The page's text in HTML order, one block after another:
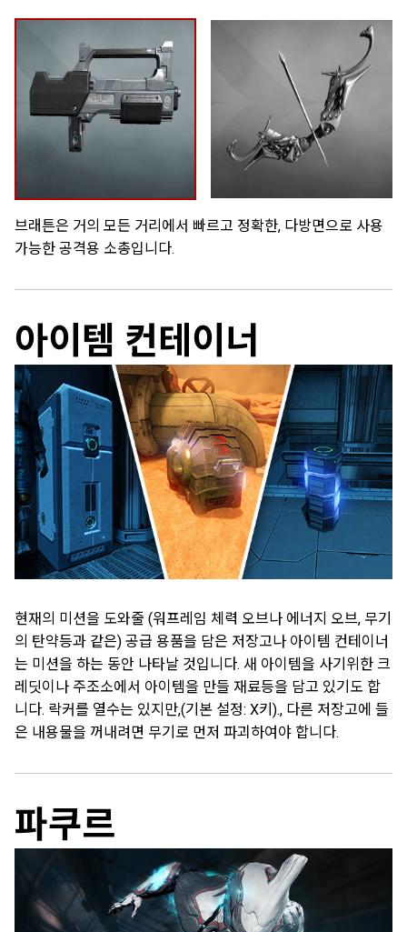
브래튼은 거의 모든 거리에서 빠르고 정확한, 다방면으로 사용
가능한 공격용 소총입니다.
아이템 컨테이너
현재의 미션을 도와줄 (워프레임 체력 오브나 에너지 오브, 무기
의 탄약등과 같은) 공급 용품을 담은 저장고나 아이템 컨테이너
는 미션을 하는 동안 나타날 것입니다. 새 아이템을 사기위한 크
레딧이나 주조소에서 아이템을 만들 재료등을 담고 있기도 합
니다. 락커를 열수는 있지만,(기본 설정: X키)., 다른 저장고에 들
은 내용물을 꺼내려면 무기로 먼저 파괴하여야 합니다.
파쿠르